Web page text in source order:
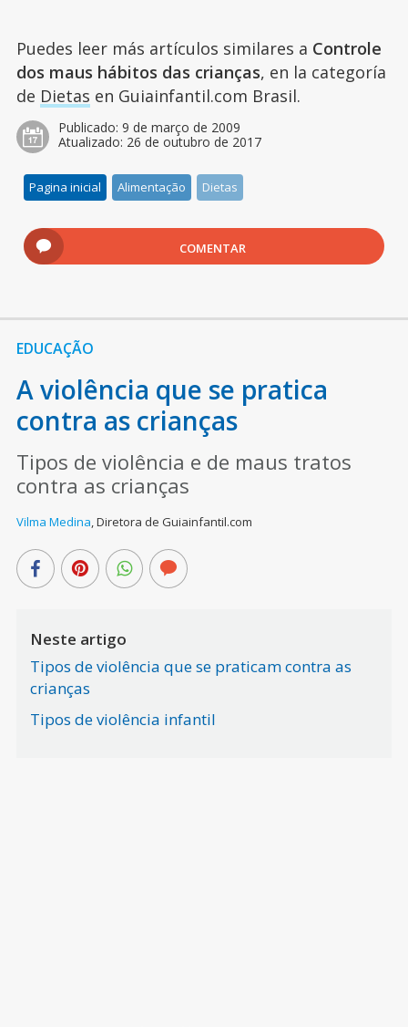
Puedes leer más artículos similares a Controle
dos maus hábitos das crianças, en la categoría
de Dietas en Guiainfantil.com Brasil.
Publicado: 9 de março de 2009
Atualizado: 26 de outubro de 2017
Pagina inicial Alimentação Dietas
COMENTAR
EDUCAÇÃO
A violência que se pratica
contra as crianças
Tipos de violência e de maus tratos
contra as crianças
Vilma Medina,Diretora de Guiainfantil.com
Neste artigo
Tipos de violência que se praticam contra as
crianças
Tipos de violência infantil